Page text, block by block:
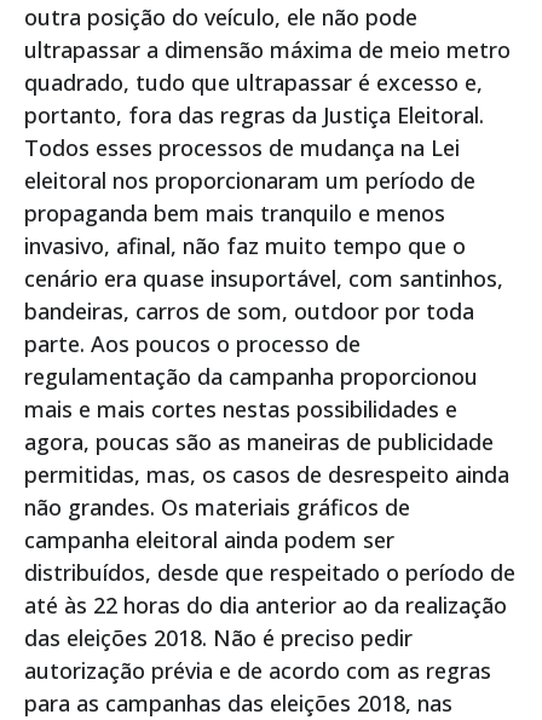
outra posição do veículo, ele não pode
ultrapassar a dimensão máxima de meio metro
quadrado, tudo que ultrapassar é excesso e,
portanto, fora das regras da Justiça Eleitoral.
Todos esses processos de mudança na Lei
eleitoral nos proporcionaram um período de
propaganda bem mais tranquilo e menos
invasivo, afinal, não faz muito tempo que o
cenário era quase insuportável, com santinhos,
bandeiras, carros de som, outdoor por toda
parte. Aos poucos o processo de
regulamentação da campanha proporcionou
mais e mais cortes nestas possibilidades e
agora, poucas são as maneiras de publicidade
permitidas, mas, os casos de desrespeito ainda
não grandes. Os materiais gráficos de
campanha eleitoral ainda podem ser
distribuídos, desde que respeitado o período de
até às 22 horas do dia anterior ao da realização
das eleições 2018. Não é preciso pedir
autorização prévia e de acordo com as regras
para as campanhas das eleições 2018, nas